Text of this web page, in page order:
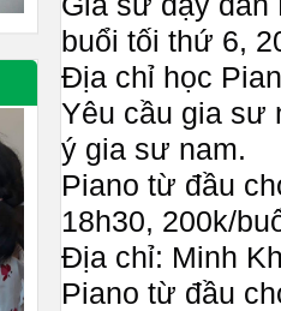
buổi tối thứ 6,
Địa chỉ học
Yêu cầu gia sư
ý gia sư nam.
Piano từ đầu
18h30, 200k/
Địa chỉ: Minh
Piano từ đầu